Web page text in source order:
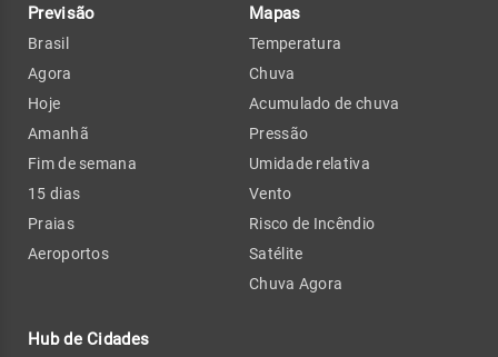
Previsão
Brasil
Agora
Hoje
Amanhã
Fim de semana
15 dias
Praias
Aeroportos
Hub de Cidades
Mapas
Temperatura
Chuva
Acumulado de chuva
Pressão
Umidade relativa
Vento
Risco de Incêndio
Satélite
Chuva Agora